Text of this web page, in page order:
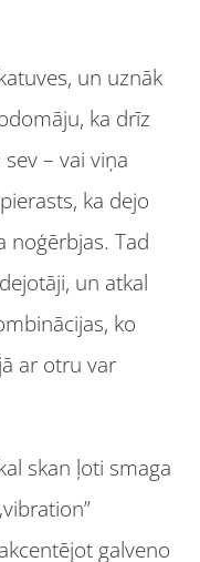
un uznāk
ka drīz
– vai viņa
ka dejo
noģērbjas. Tad
un atkal
ko
ar otru var
skan ļoti smaga
galveno